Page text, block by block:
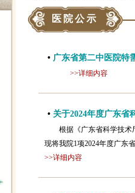
医院公示
• 广东省第二中医院特
>>详细内容
• 关于2024年度广东省
根据《广东省科学技术
现将我院1项2024年度广东
>>详细内容